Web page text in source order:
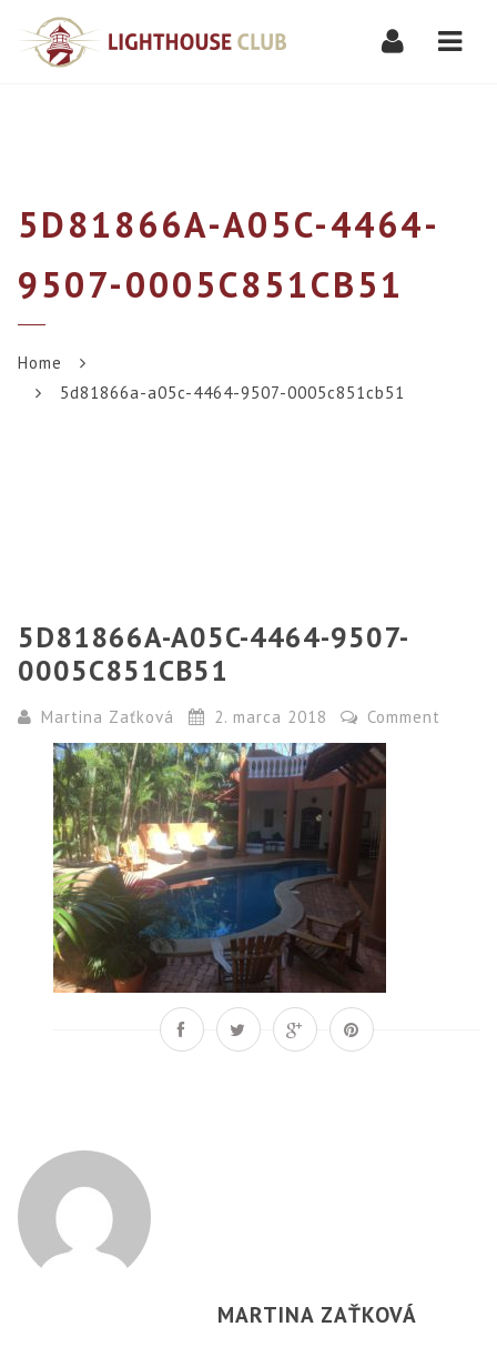
5D81866A-A05C-4464-
9507-0005C851CB51
Home
5d81866a-a05c-4464-9507-0005c851cb51
5D81866A-A05C-4464-9507-
0005C851CB51
Martina Zaťková 2. marca 2018 Comment
MARTINA ZAŤKOVÁ